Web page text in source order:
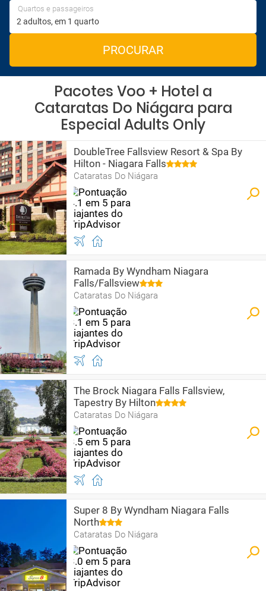
Quartos e passageiros
PROCURAR
Pacotes Voo + Hotel a
Cataratas Do Niágara para
Especial Adults Only
DoubleTree Fallsview Resort & Spa By
Hilton - Niagara Falls
Cataratas Do Niágara
Ramada By Wyndham Niagara
Falls/Fallsview
Cataratas Do Niágara
The Brock Niagara Falls Fallsview,
Tapestry By Hilton
Cataratas Do Niágara
Super 8 By Wyndham Niagara Falls
North
Cataratas Do Niágara